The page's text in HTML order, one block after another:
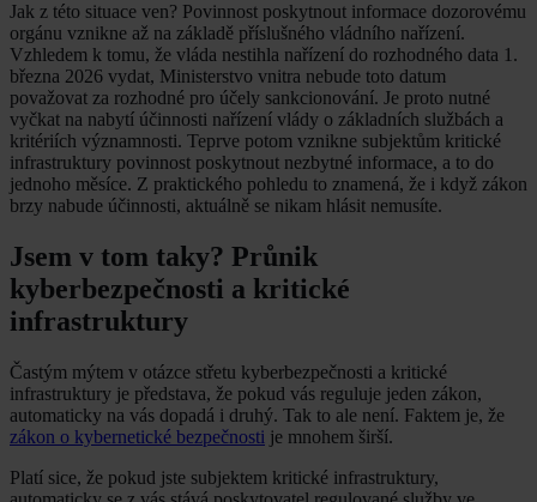
Jak z této situace ven? Povinnost poskytnout informace dozorovému
orgánu vznikne až na základě příslušného vládního nařízení.
Vzhledem k tomu, že vláda nestihla nařízení do rozhodného data 1.
března 2026 vydat, Ministerstvo vnitra nebude toto datum
považovat za rozhodné pro účely sankcionování. Je proto nutné
vyčkat na nabytí účinnosti nařízení vlády o základních službách a
kritériích významnosti. Teprve potom vznikne subjektům kritické
infrastruktury povinnost poskytnout nezbytné informace, a to do
jednoho měsíce. Z praktického pohledu to znamená, že i když zákon
brzy nabude účinnosti, aktuálně se nikam hlásit nemusíte.
Jsem v tom taky? Průnik
kyberbezpečnosti a kritické
infrastruktury
Častým mýtem v otázce střetu kyberbezpečnosti a kritické
infrastruktury je představa, že pokud vás reguluje jeden zákon,
automaticky na vás dopadá i druhý. Tak to ale není. Faktem je, že
zákon o kybernetické bezpečnosti je mnohem širší.
Platí sice, že pokud jste subjektem kritické infrastruktury,